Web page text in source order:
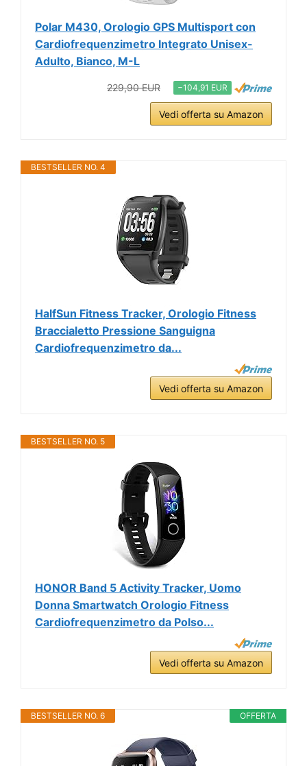
Polar M430, Orologio GPS Multisport con
Cardiofrequenzimetro Integrato Unisex-
Adulto, Bianco, M-L
229,90 EUR −104,91 EUR
Vedi offerta su Amazon
BESTSELLER NO. 4
HalfSun Fitness Tracker, Orologio Fitness
Braccialetto Pressione Sanguigna
Cardiofrequenzimetro da...
Vedi offerta su Amazon
BESTSELLER NO. 5
HONOR Band 5 Activity Tracker, Uomo
Donna Smartwatch Orologio Fitness
Cardiofrequenzimetro da Polso...
Vedi offerta su Amazon
OFFERTA
BESTSELLER NO. 6